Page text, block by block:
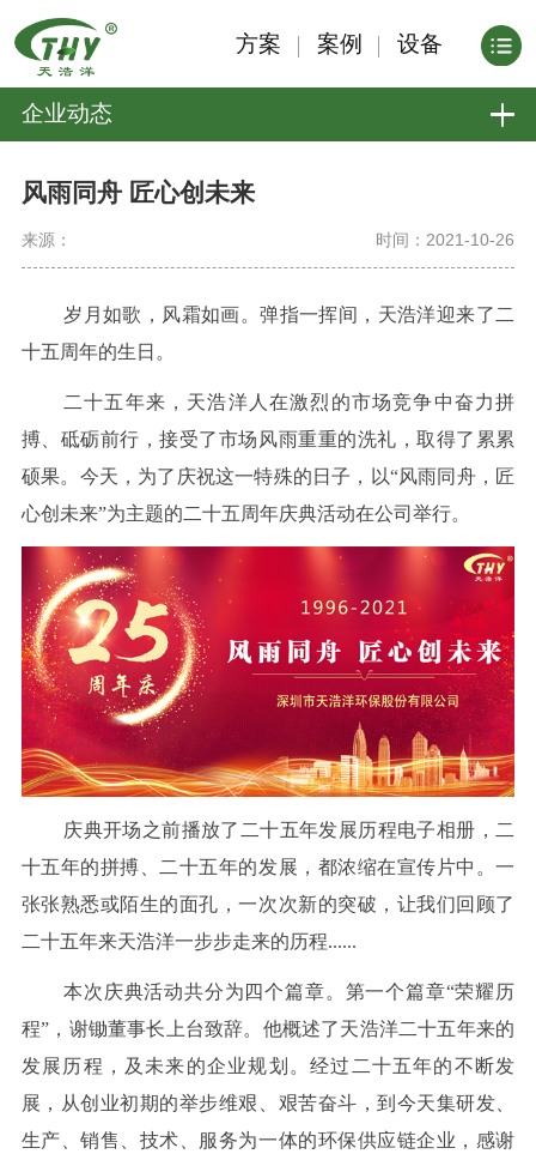
方案 案例 设备
企业动态
风雨同舟 匠心创未来
来源： 时间：2021-10-26
岁月如歌，风霜如画。弹指一挥间，天浩洋迎来了二
十五周年的生日。
二十五年来，天浩洋人在激烈的市场竞争中奋力拼
搏、砥砺前行，接受了市场风雨重重的洗礼，取得了累累
硕果。今天，为了庆祝这一特殊的日子，以“风雨同舟，匠
心创未来”为主题的二十五周年庆典活动在公司举行。
庆典开场之前播放了二十五年发展历程电子相册，二
十五年的拼搏、二十五年的发展，都浓缩在宣传片中。一
张张熟悉或陌生的面孔，一次次新的突破，让我们回顾了
二十五年来天浩洋一步步走来的历程......
本次庆典活动共分为四个篇章。第一个篇章“荣耀历
程”，谢锄董事长上台致辞。他概述了天浩洋二十五年来的
发展历程，及未来的企业规划。经过二十五年的不断发
展，从创业初期的举步维艰、艰苦奋斗，到今天集研发、
生产、销售、技术、服务为一体的环保供应链企业，感谢